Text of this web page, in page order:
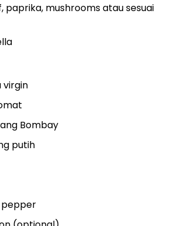
paprika, mushrooms atau sesuai
virgin
Bombay
putih
pepper